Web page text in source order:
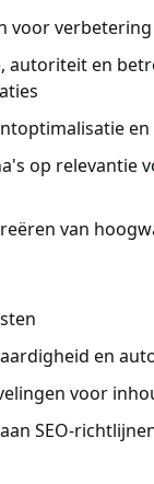
voor
autoriteit en
en
op relevantie
van
en
voor
SEO-